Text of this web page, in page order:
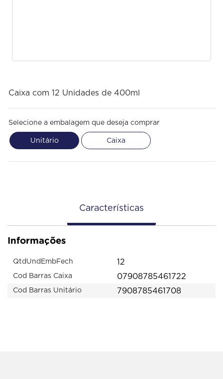
Caixa com 12 Unidades de 400ml
Selecione a embalagem que deseja comprar
Unitário Caixa
Características
Informações
QtdUndEmbFech 12
Cod Barras Caixa 07908785461722
Cod Barras Unitário 7908785461708